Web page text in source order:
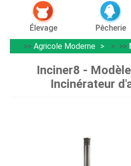
Élevage Pêcherie
>> Agricole Moderne > >>
Inciner8 -
Incinérateur